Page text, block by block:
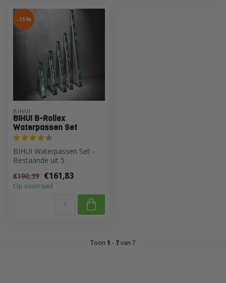
-15%
BIHUI
BIHUI B-Rollex
Waterpassen Set
BIHUI Waterpassen Set -
Bestaande uit 5
60 tot 180 cm.
€190,39 €161,83
Op voorraad
Toon 1 - 7van 7